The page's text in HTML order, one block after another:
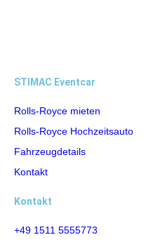
STIMAC Eventcar
Rolls-Royce mieten
Rolls-Royce Hochzeitsauto
Fahrzeugdetails
Kontakt
Kontakt
+49 1511 5555773